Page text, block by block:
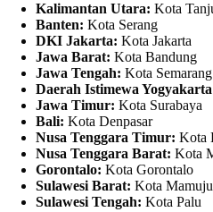
Kalimantan Utara: Kota
Banten: Kota Serang
DKI Jakarta: Kota Jakarta
Jawa Barat: Kota Bandung
Jawa Tengah: Kota Semarang
Daerah Istimewa
Jawa Timur: Kota Surabaya
Bali: Kota Denpasar
Nusa Tenggara Timur: Kota
Nusa Tenggara Barat: Kota
Gorontalo: Kota Gorontalo
Sulawesi Barat: Kota Mamuju
Sulawesi Tengah: Kota Palu